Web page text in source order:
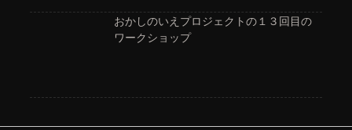
おかしのいえプロジェクトの１３回目の
ワークショップ